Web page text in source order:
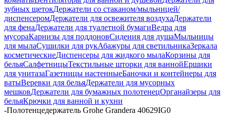
зубных щетокДержатели со стаканом/мыльницей/
диспенсеромДержатели для освежителя воздухаДержатели
для фенаДержатели для туалетной бумагиВедра для
мусораКарнизы для поддоновСидения для душаМыльницы
для мылаСушилки для рукАбажуры для светильникаЗеркала
косметическиеДиспенсеры для жидкого мылаКорзины для
бельяСалфетницыТекстильные шторки для ваннойЕршики
для унитазаГазетницы настенныеБаночки и контейнеры для
ватыВеревки для бельяДержатели для мусорных
мешковДержатели для бумажных полотенецОрганайзеры для
бельяКрючки для ванной и кухни
-Полотенцедержатель Grohe Grandera 40629IG0